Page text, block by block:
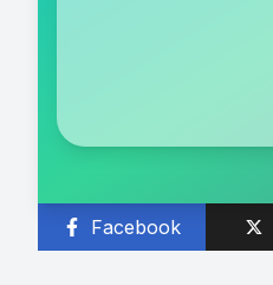
Facebook